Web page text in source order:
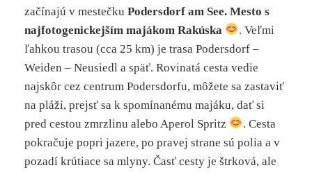
začínajú v mestečkuPodersdorf am See. Mesto s
najfotogenickejším majákom Rakúska
. Veľmi
ľahkou trasou (cca 25 km) je trasa Podersdorf –
Weiden – Neusiedl a späť. Rovinatá cesta vedie
najskôr cez centrum Podersdorfu, môžete sa zastaviť
na pláži, prejsť sa k spomínanému majáku, dať si
pred cestou zmrzlinu alebo Aperol Spritz
. Cesta
pokračuje popri jazere, po pravej strane sú polia a v
pozadí krútiace sa mlyny. Časť cesty je štrková, ale